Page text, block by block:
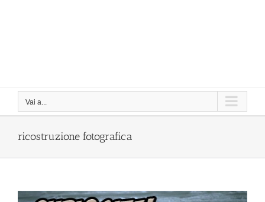
Vai a...
ricostruzione fotografica